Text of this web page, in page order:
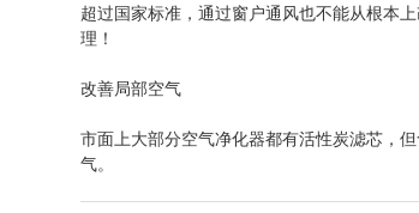
超过国家标准，通过窗户通风也不能从根本
理！
改善局部空气
市面上大部分空气净化器都有活性炭滤芯，
气。